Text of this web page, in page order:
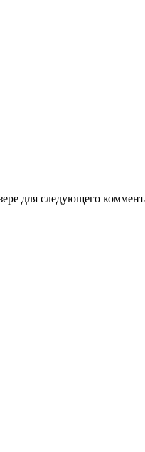
для следующего